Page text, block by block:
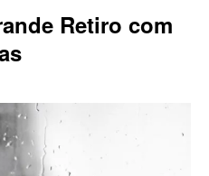
Retiro com